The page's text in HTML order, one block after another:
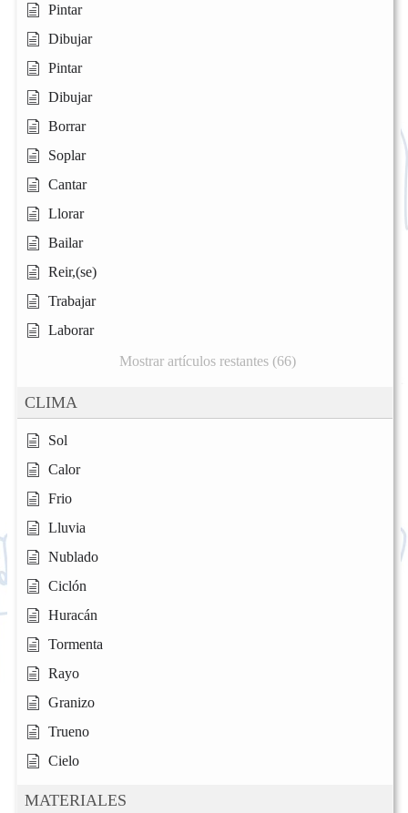
Pintar
Dibujar
Pintar
Dibujar
Borrar
Soplar
Cantar
Llorar
Bailar
Reir,(se)
Trabajar
Laborar
Mostrar artículos restantes (66)
CLIMA
Sol
Calor
Frio
Lluvia
Nublado
Ciclón
Huracán
Tormenta
Rayo
Granizo
Trueno
Cielo
MATERIALES